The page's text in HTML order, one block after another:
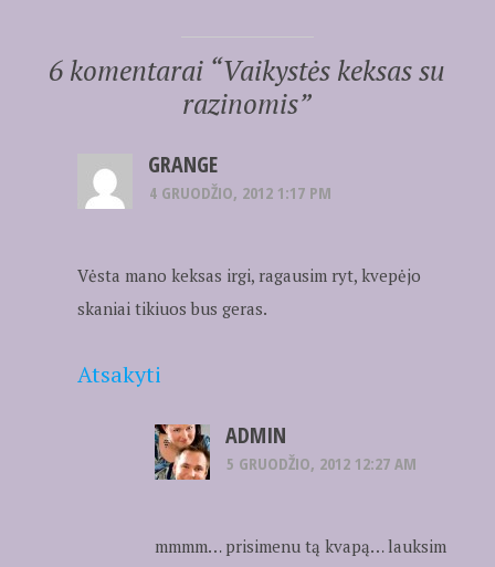
6 komentarai “Vaikystės keksas su
razinomis”
GRANGE
4 GRUODŽIO, 2012 1:17 PM
Vėsta mano keksas irgi, ragausim ryt, kvepėjo
skaniai tikiuos bus geras.
Atsakyti
ADMIN
5 GRUODŽIO, 2012 12:27 AM
mmmm… prisimenu tą kvapą… lauksim